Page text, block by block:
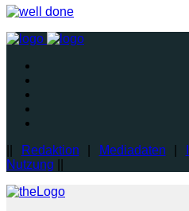
Redaktion Mediadaten
Nutzung